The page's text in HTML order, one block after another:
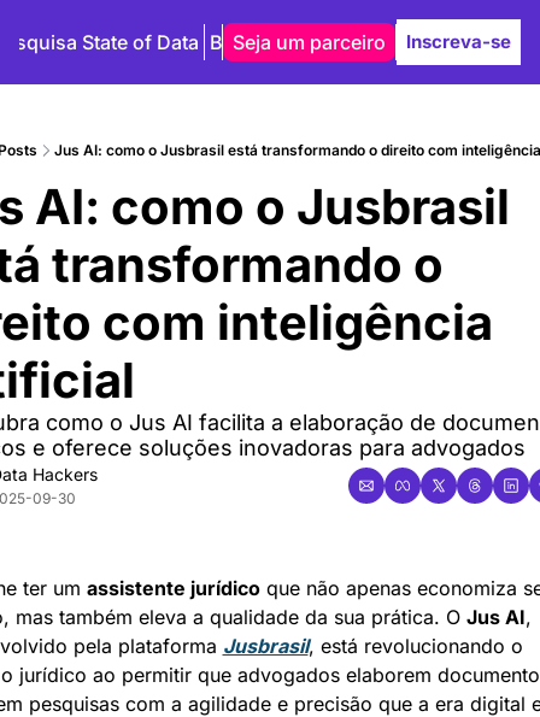
State of Data Blog Autores
Seja um parceiro Inscreva-se
Jus AI: como o Jusbrasil está transformando o direito com
AI: como o Jusbrasil
transformando o
com inteligência
como o Jus AI facilita a elaboração de
e oferece soluções inovadoras para advogados
Hackers
09-30
ter um assistente jurídico que não apenas economiza
mas também eleva a qualidade da sua prática. O Jus AI,
pela plataforma Jusbrasil, está revolucionando o
jurídico ao permitir que advogados elaborem
pesquisas com a agilidade e precisão que a era digital